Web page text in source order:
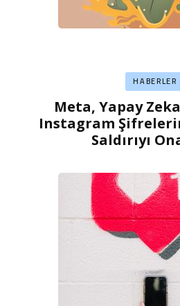
HABERLER
Meta, Yapay
Instagram
Saldırıyı